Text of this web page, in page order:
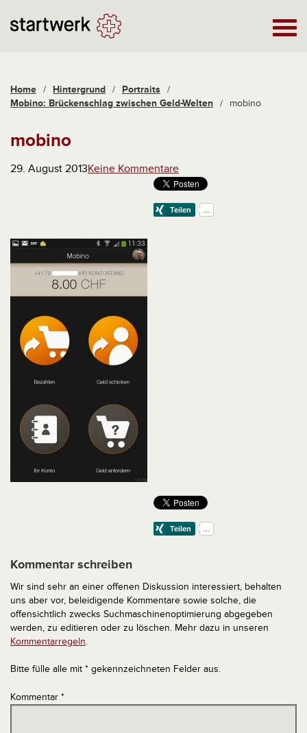
Home / Hintergrund / Portraits /
Mobino: Brückenschlag zwischen Geld-Welten / mobino
mobino
29. August 2013Keine Kommentare
Kommentar schreiben
Wir sind sehr an einer offenen Diskussion interessiert, behalten
uns aber vor, beleidigende Kommentare sowie solche, die
offensichtlich zwecks Suchmaschinenoptimierung abgegeben
werden, zu editieren oder zu löschen. Mehr dazu in unseren
Kommentarregeln.
Bitte fülle alle mit * gekennzeichneten Felder aus.
Kommentar *